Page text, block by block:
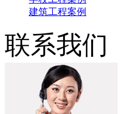
建筑工程案例
联系我们